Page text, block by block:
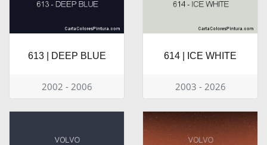
613 | DEEP BLUE
2002 - 2006
614 | ICE WHITE
2003 - 2026